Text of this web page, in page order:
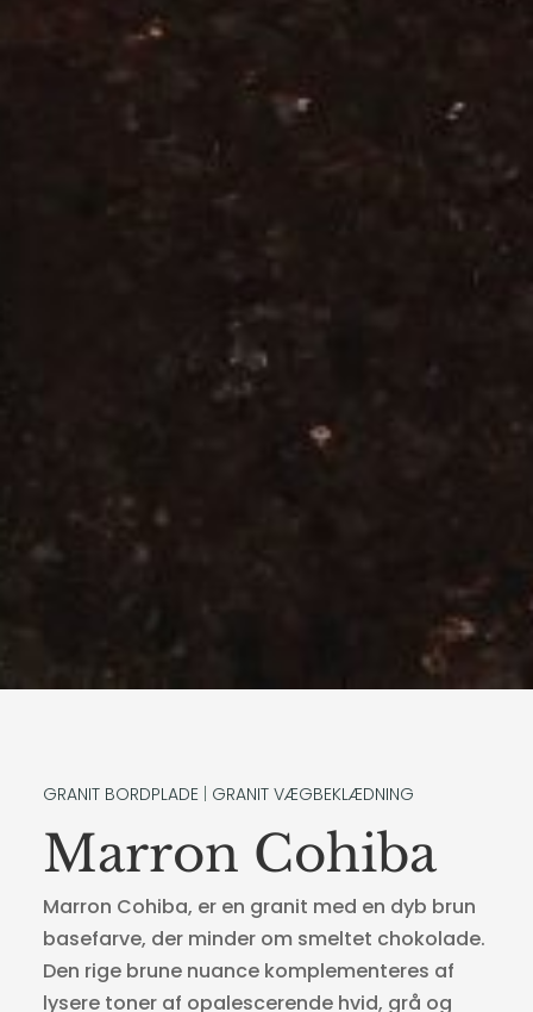
GRANIT BORDPLADE| GRANIT VÆGBEKLÆDNING
Marron Cohiba
Marron Cohiba, er en granit med en dyb brun
basefarve, der minder om smeltet chokolade.
Den rige brune nuance komplementeres af
lysere toner af opalescerende hvid, grå og